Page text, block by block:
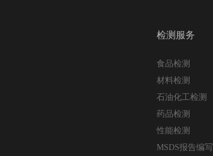
检测服务
食品检测
材料检测
石油化工检测
药品检测
性能检测
MSDS报告编写